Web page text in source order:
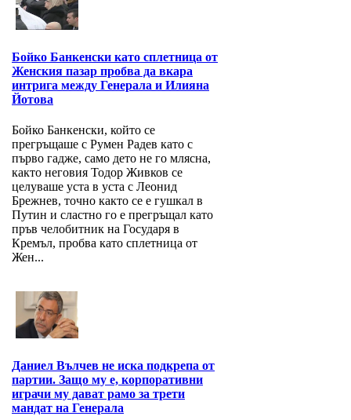
Бойко Банкенски като сплетница от
Женския пазар пробва да вкара
интрига между Генерала и Илияна
Йотова
Бойко Банкенски, който се
прегръщаше с Румен Радев като с
първо гадже, само дето не го млясна,
както неговия Тодор Живков се
целуваше уста в уста с Леонид
Брежнев, точно както се е гушкал в
Путин и сластно го е прегръщал като
пръв челобитник на Государя в
Кремъл, пробва като сплетница от
Жен...
Даниел Вълчев не иска подкрепа от
партии. Защо му е, корпоративни
играчи му дават рамо за трети
мандат на Генерала